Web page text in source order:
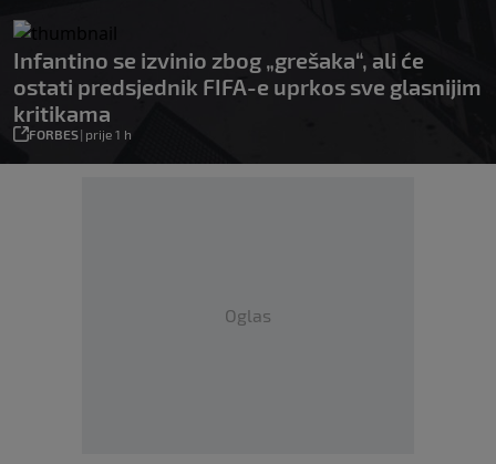
Infantino se izvinio zbog „grešaka“, ali će
ostati predsjednik FIFA-e uprkos sve glasnijim
kritikama
FORBES| prije 1 h
Oglas